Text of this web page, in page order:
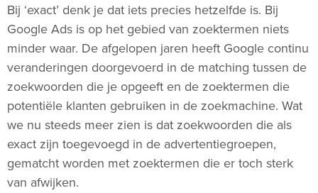
Bij ‘exact’ denk je dat iets precies hetzelfde is. Bij
Google Ads is op het gebied van zoektermen niets
minder waar. De afgelopen jaren heeft Google continu
veranderingen doorgevoerd in de matching tussen de
zoekwoorden die je opgeeft en de zoektermen die
potentiële klanten gebruiken in de zoekmachine. Wat
we nu steeds meer zien is dat zoekwoorden die als
exact zijn toegevoegd in de advertentiegroepen,
gematcht worden met zoektermen die er toch sterk
van afwijken.